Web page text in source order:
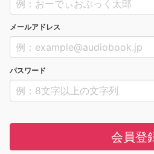
メールアドレス
パスワード
会員登